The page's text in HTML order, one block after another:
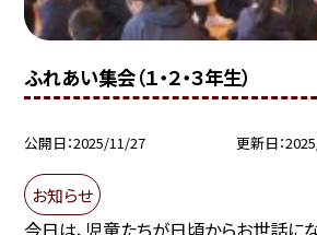
ふれあい集会（１・２・３年生）
公開日 2025/11/27 更新日
お知らせ